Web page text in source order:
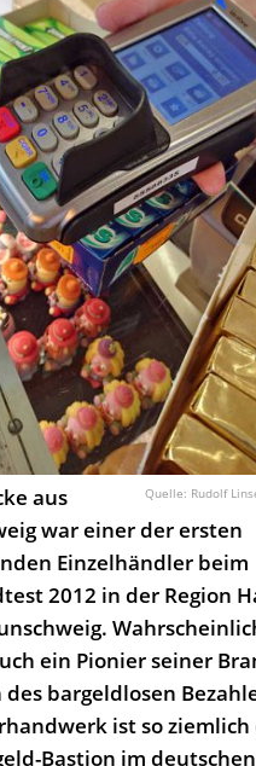
Rudolf
aus
war einer der ersten
Einzelhändler beim
2012 in der Region
ein Pionier seiner
des bargeldlosen
ist so ziemlich
Bastion im deutschen